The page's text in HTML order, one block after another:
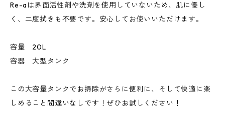
Re-aは界面活性剤や洗剤を使用していないため、肌に優し
く、二度拭きも不要です。安心してお使いいただけます。
容量 20L
容器 大型タンク
この大容量タンクでお掃除がさらに便利に、そして快適に楽
しめること間違いなしです！ぜひお試しください！